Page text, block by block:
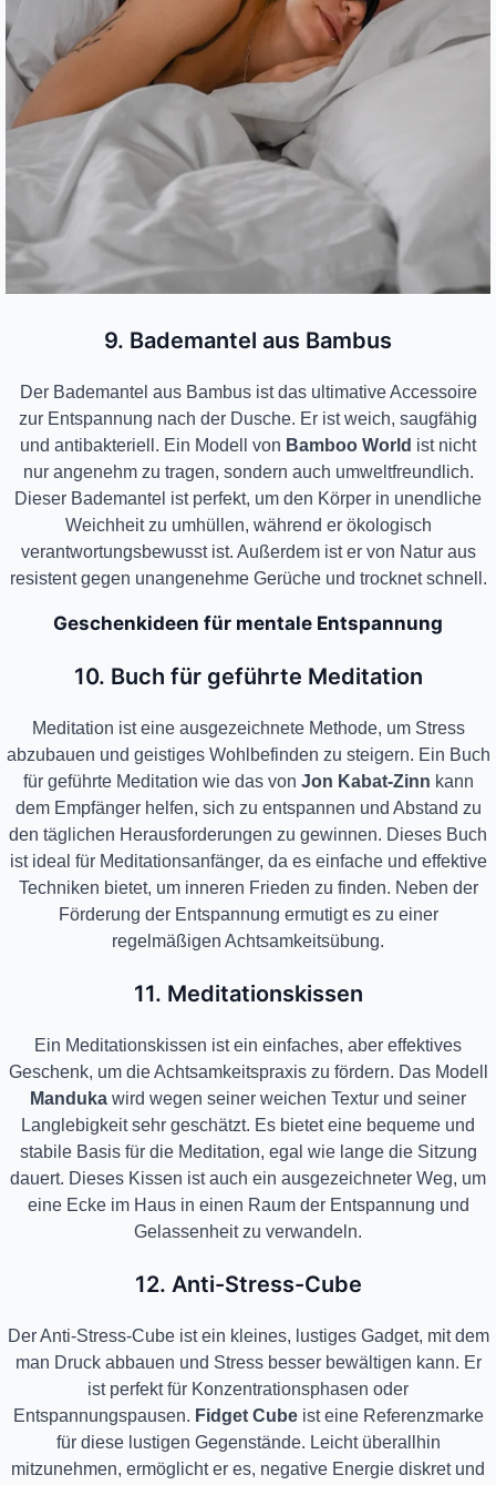
9. Bademantel aus Bambus
Der Bademantel aus Bambus ist das ultimative Accessoire
zur Entspannung nach der Dusche. Er ist weich, saugfähig
und antibakteriell. Ein Modell von Bamboo World ist nicht
nur angenehm zu tragen, sondern auch umweltfreundlich.
Dieser Bademantel ist perfekt, um den Körper in unendliche
Weichheit zu umhüllen, während er ökologisch
verantwortungsbewusst ist. Außerdem ist er von Natur aus
resistent gegen unangenehme Gerüche und trocknet schnell.
Geschenkideen für mentale Entspannung
10. Buch für geführte Meditation
Meditation ist eine ausgezeichnete Methode, um Stress
abzubauen und geistiges Wohlbefinden zu steigern. Ein Buch
für geführte Meditation wie das von Jon Kabat-Zinn kann
dem Empfänger helfen, sich zu entspannen und Abstand zu
den täglichen Herausforderungen zu gewinnen. Dieses Buch
ist ideal für Meditationsanfänger, da es einfache und effektive
Techniken bietet, um inneren Frieden zu finden. Neben der
Förderung der Entspannung ermutigt es zu einer
regelmäßigen Achtsamkeitsübung.
11. Meditationskissen
Ein Meditationskissen ist ein einfaches, aber effektives
Geschenk, um die Achtsamkeitspraxis zu fördern. Das Modell
Manduka wird wegen seiner weichen Textur und seiner
Langlebigkeit sehr geschätzt. Es bietet eine bequeme und
stabile Basis für die Meditation, egal wie lange die Sitzung
dauert. Dieses Kissen ist auch ein ausgezeichneter Weg, um
eine Ecke im Haus in einen Raum der Entspannung und
Gelassenheit zu verwandeln.
12. Anti-Stress-Cube
Der Anti-Stress-Cube ist ein kleines, lustiges Gadget, mit dem
man Druck abbauen und Stress besser bewältigen kann. Er
ist perfekt für Konzentrationsphasen oder
Entspannungspausen. Fidget Cubeist eine Referenzmarke
für diese lustigen Gegenstände. Leicht überallhin
mitzunehmen, ermöglicht er es, negative Energie diskret und